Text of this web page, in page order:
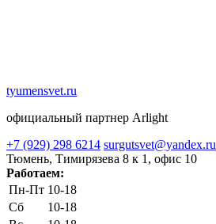
tyumensvet.ru
официальный партнер Arlight
+7 (929) 298 6214 surgutsvet@yandex.ru
Тюмень, Тимирязева 8 к 1, офис 10
Работаем:
Пн-Пт 10-18
Сб
10-18